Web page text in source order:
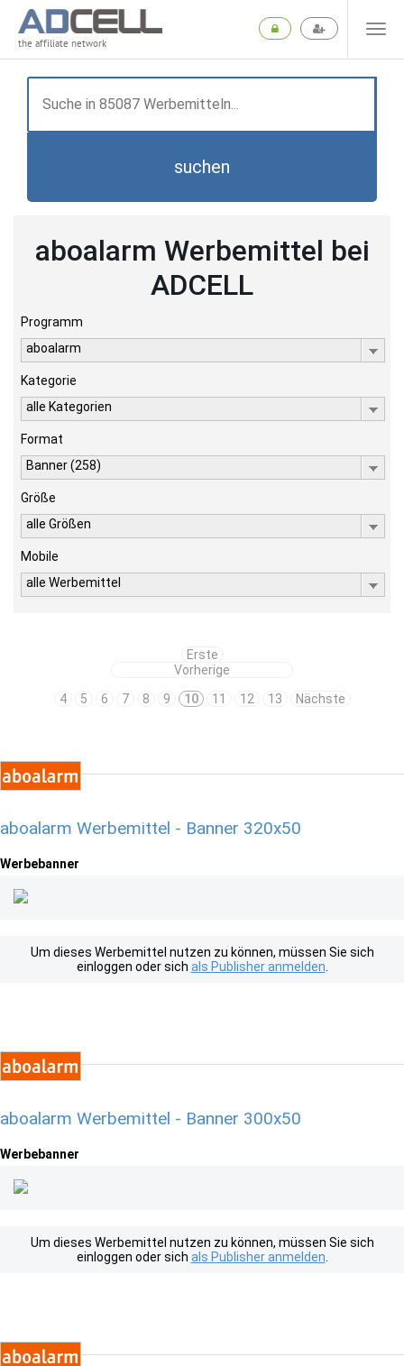
the affiliate network
suchen
aboalarm Werbemittel bei
ADCELL
Programm
aboalarm
Kategorie
alle Kategorien
Format
Banner (258)
Größe
alle Größen
Mobile
alle Werbemittel
Erste
Vorherige
4
5 6 7 8 9 10 11 12 13 Nächste
aboalarm Werbemittel - Banner 320x50
Werbebanner
Um dieses Werbemittel nutzen zu können, müssen Sie sich
einloggen oder sich als Publisher anmelden
aboalarm Werbemittel - Banner 300x50
Werbebanner
Um dieses Werbemittel nutzen zu können, müssen Sie sich
einloggen oder sich als Publisher anmelden